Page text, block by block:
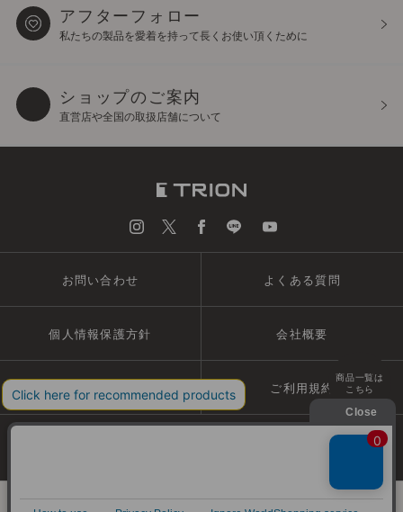
商品一覧は
こちら
アフターフォロー
私たちの製品を愛着を持って長くお使い頂くために
ショップのご案内
直営店や全国の取扱店舗について
お問い合わせ よくある質問
個人情報保護方針 会社概要
特定商取引法 ご利用規約